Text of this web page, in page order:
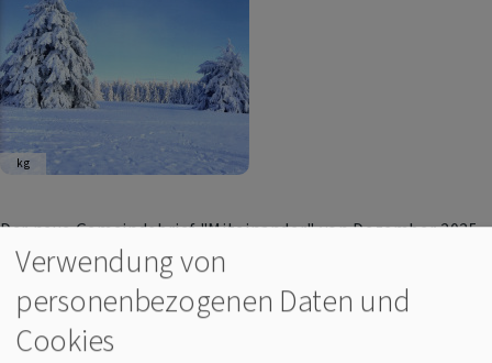
kg
Der neue Gemeindebrief "Miteinander" von Dezember 2025
bis März 2026 ist erschienen.
Hierkönnen Sie diesen lesen.
Verwendung von
personenbezogenen Daten und
Cookies